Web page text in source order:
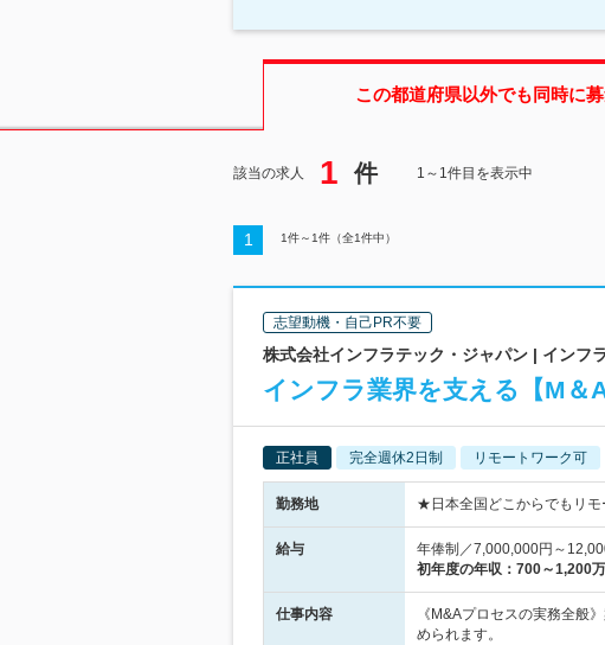
この都道府県以外でも同時に
該当の求人 1 件 1～1件目を表示中
1 1件～ 1件（全1件中）
志望動機・自己PR不要
株式会社インフラテック・ジャパン | イン
インフラ業界を支える【M
正社員 完全週休2日制 リモートワーク可
勤務地 ★日本全国どこからでもリ
給与
年俸制／7,000,000円～
初年度の年収： 700～1,200
仕事内容
《M&Aプロセスの実務全般
められます。